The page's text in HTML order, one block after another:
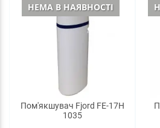
НЕМА В НАЯВНОСТІ
Пом'якшувач Fjord FE-17H
1035